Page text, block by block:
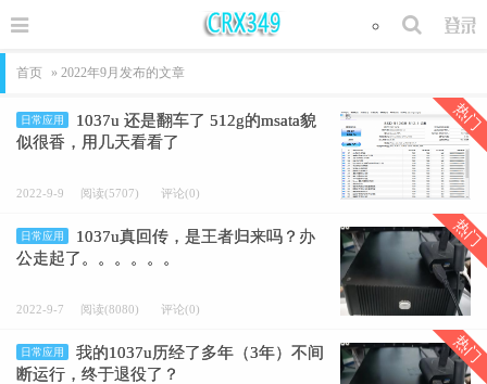
首页 » 2022年9月发布的文章
日常应用
1037u 还是翻车了 512g的msata貌
似很香，用几天看看了
2022-9-9 阅读(5707) 评论(0)
热门
日常应用
1037u真回传，是王者归来吗？办
公走起了。。。。。。
2022-9-7 阅读(8080) 评论(0)
热门
日常应用
我的1037u历经了多年（3年）不间
断运行，终于退役了？
热门